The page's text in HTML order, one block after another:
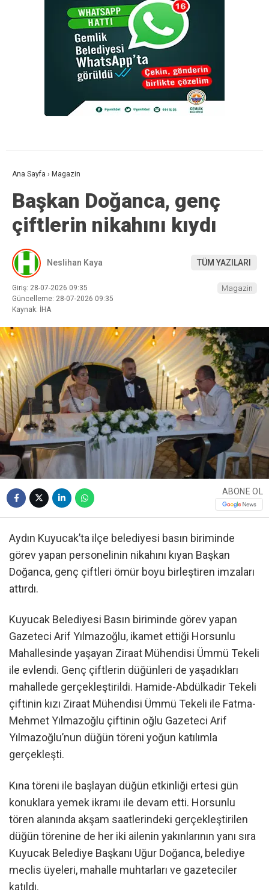
Ana Sayfa › Magazin
Başkan Doğanca, genç
çiftlerin nikahını kıydı
Neslihan Kaya TÜM YAZILARI
Giriş: 28-07-2026 09:35
Güncelleme: 28-07-2026 09:35
Kaynak: İHA
Magazin
ABONE OL
Aydın Kuyucak’ta ilçe belediyesi basın biriminde
görev yapan personelinin nikahını kıyan Başkan
Doğanca, genç çiftleri ömür boyu birleştiren imzaları
attırdı.
Kuyucak Belediyesi Basın biriminde görev yapan
Gazeteci Arif Yılmazoğlu, ikamet ettiği Horsunlu
Mahallesinde yaşayan Ziraat Mühendisi Ümmü Tekeli
ile evlendi. Genç çiftlerin düğünleri de yaşadıkları
mahallede gerçekleştirildi. Hamide-Abdülkadir Tekeli
çiftinin kızı Ziraat Mühendisi Ümmü Tekeli ile Fatma-
Mehmet Yılmazoğlu çiftinin oğlu Gazeteci Arif
Yılmazoğlu’nun düğün töreni yoğun katılımla
gerçekleşti.
Kına töreni ile başlayan düğün etkinliği ertesi gün
konuklara yemek ikramı ile devam etti. Horsunlu
tören alanında akşam saatlerindeki gerçekleştirilen
düğün törenine de her iki ailenin yakınlarının yanı sıra
Kuyucak Belediye Başkanı Uğur Doğanca, belediye
meclis üyeleri, mahalle muhtarları ve gazeteciler
katıldı.